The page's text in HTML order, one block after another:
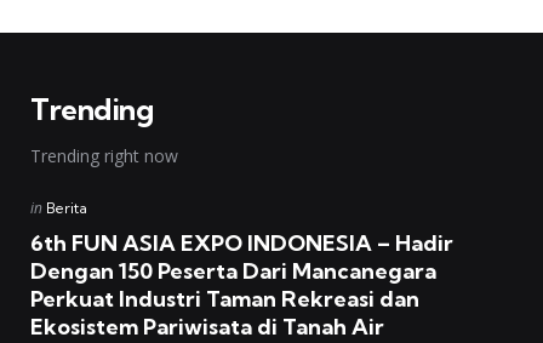
Trending
Trending right now
Posted
in Berita
6th FUN ASIA EXPO INDONESIA – Hadir
Dengan 150 Peserta Dari Mancanegara
Perkuat Industri Taman Rekreasi dan
Ekosistem Pariwisata di Tanah Air